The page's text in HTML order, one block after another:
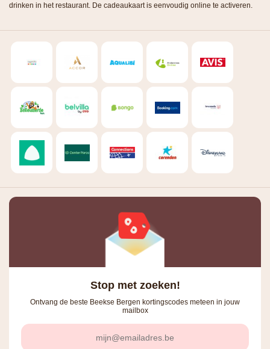
drinken in het restaurant. De cadeaukaart is eenvoudig online te activeren.
Stop met zoeken!
Ontvang de beste Beekse Bergen kortingscodes meteen in jouw
mailbox